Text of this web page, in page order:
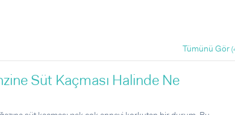
Tümünü Gör
Süt Kaçması Halinde Ne